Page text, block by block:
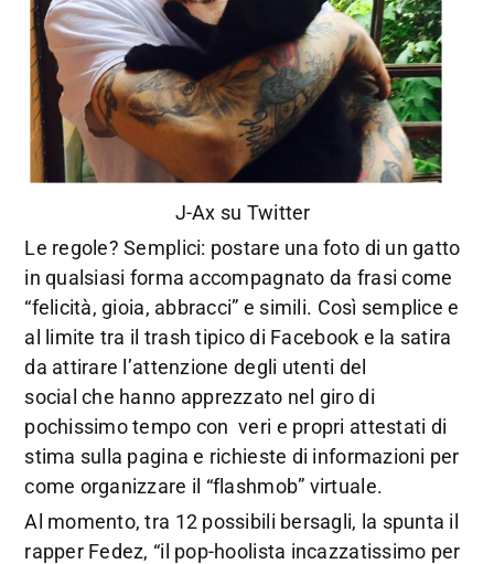
J-Ax su Twitter
Le regole? Semplici: postare una foto di un gatto
in qualsiasi forma accompagnato da frasi come
“felicità, gioia, abbracci” e simili. Così semplice e
al limite tra il trash tipico di Facebook e la satira
da attirare l’attenzione degli utenti del
social che hanno apprezzato nel giro di
pochissimo tempo con veri e propri attestati di
stima sulla pagina e richieste di informazioni per
come organizzare il “flashmob” virtuale.
Al momento, tra 12 possibili bersagli, la spunta il
rapper Fedez, “il pop-hoolista incazzatissimo per